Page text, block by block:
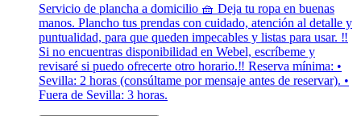
Servicio de plancha a domicilio 🧺 Deja tu ropa en buenas
manos. Plancho tus prendas con cuidado, atención al detalle y
puntualidad, para que queden impecables y listas para usar. ‼️
Si no encuentras disponibilidad en Webel, escríbeme y
revisaré si puedo ofrecerte otro horario.‼️ Reserva mínima: •
Sevilla: 2 horas (consúltame por mensaje antes de reservar). •
Fuera de Sevilla: 3 horas.